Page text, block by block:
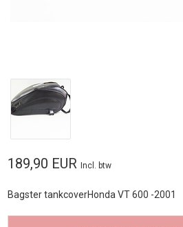
189,90 EUR Incl. btw
Bagster tankcoverHonda VT 600 -2001